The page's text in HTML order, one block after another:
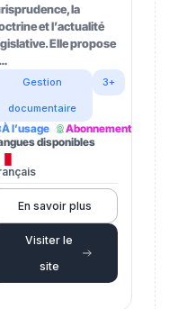
la
et l’actualité
Elle propose
Gestion
documentaire
3+
À l’usage
Abonnement
disponibles
En savoir plus
Visiter le
site